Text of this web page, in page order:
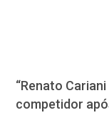
“Renato
competidor